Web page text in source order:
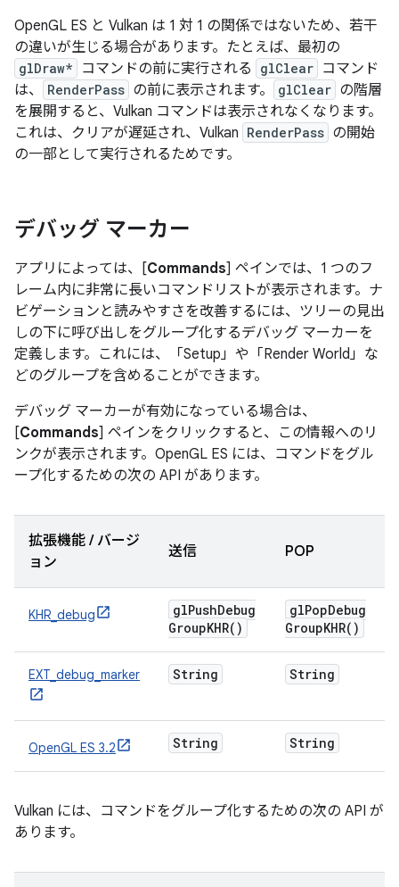
OpenGL ES と Vulkan は 1 対 1 の関係ではないため、若干
の違いが生じる場合があります。たとえば、最初の
glDraw* コマンドの前に実行される glClear コマンド
は、
RenderPass の前に表示されます。 glClear の階層
を展開すると、Vulkan コマンドは表示されなくなります。
これは、クリアが遅延され、Vulkan RenderPass の開始
の一部として実行されるためです。
デバッグ マーカー
アプリによっては、[Commands] ペインでは、1 つのフ
レーム内に非常に長いコマンドリストが表示されます。ナ
ビゲーションと読みやすさを改善するには、ツリーの見出
しの下に呼び出しをグループ化するデバッグ マーカーを
定義します。これには、「Setup」や「Render World」な
どのグループを含めることができます。
デバッグ マーカーが有効になっている場合は、
[Commands] ペインをクリックすると、この情報へのリ
ンクが表示されます。OpenGL ES には、コマンドをグル
ープ化するための次の API があります。
拡張機能 / バージ
ョン
送信 POP
KHR_debug glPushDebug
GroupKHR( )
glPopDebug
GroupKHR( )
EXT_debug_marker String String
OpenGL ES 3.2 String String
Vulkan には、コマンドをグループ化するための次の API が
あります。